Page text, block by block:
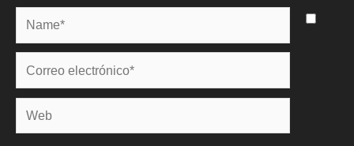
Name*
Correo
electrónico*
Web